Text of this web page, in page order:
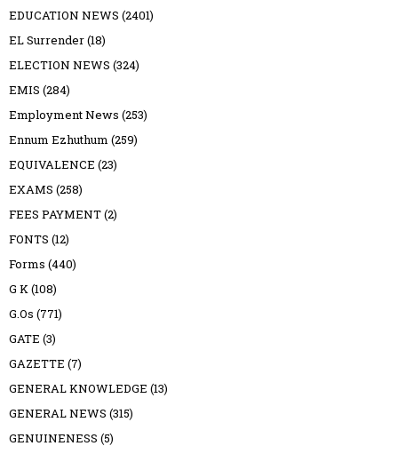
EDUCATION NEWS (2401)
EL Surrender(18)
ELECTION NEWS (324)
EMIS (284)
Employment News (253)
Ennum Ezhuthum (259)
EQUIVALENCE (23)
EXAMS (258)
FEES PAYMENT(2)
FONTS (12)
Forms (440)
G K(108)
G.Os (771)
GATE (3)
GAZETTE (7)
GENERAL KNOWLEDGE (13)
GENERAL NEWS (315)
GENUINENESS (5)